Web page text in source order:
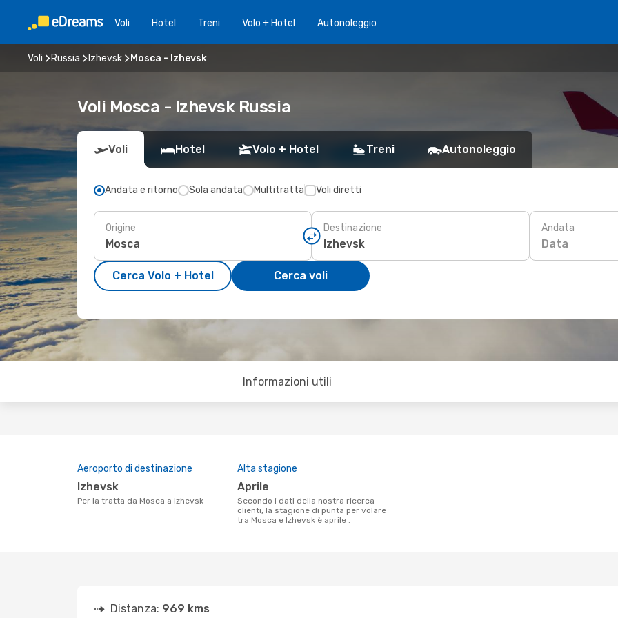
Voli Hotel Treni Volo + Hotel Autonoleggio
Voli Russia Izhevsk Mosca - Izhevsk
Voli Mosca - Izhevsk Russia
Voli Hotel Volo + Hotel Treni Autonoleggio
Andata e ritorno Sola andata Multitratta Voli diretti
Origine Destinazione Andata
Data
Cerca Volo + Hotel Cerca voli
Informazioni utili
Aeroporto di destinazione
Izhevsk
Per la tratta da Mosca a Izhevsk
Alta stagione
aprile
Secondo i dati della nostra ricerca
clienti, la stagione di punta per volare
tra Mosca e Izhevsk è aprile .
Distanza: 969 kms